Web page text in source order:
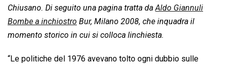
Chiusano. Di seguito una pagina tratta daAldo Giannuli
Bombe a inchiostro  Bur, Milano 2008, che inquadra il
momento storico in cui si colloca linchiesta.
“Le politiche del 1976 avevano tolto ogni dubbio sulle